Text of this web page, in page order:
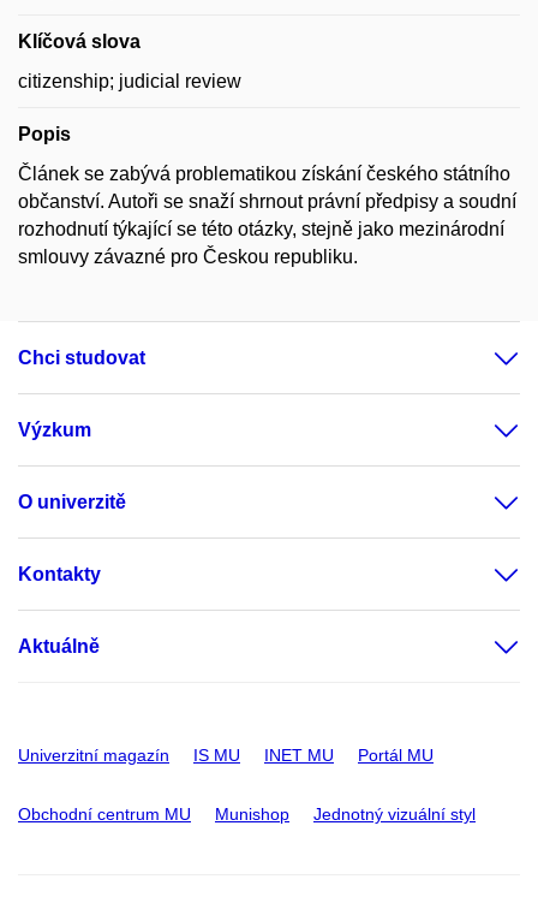
Klíčová slova
citizenship; judicial review
Popis
Článek se zabývá problematikou získání českého státního
občanství. Autoři se snaží shrnout právní předpisy a soudní
rozhodnutí týkající se této otázky, stejně jako mezinárodní
smlouvy závazné pro Českou republiku.
Chci studovat
Výzkum
O univerzitě
Kontakty
Aktuálně
Univerzitní magazín IS MU INET MU Portál MU
Obchodní centrum MU Munishop Jednotný vizuální styl